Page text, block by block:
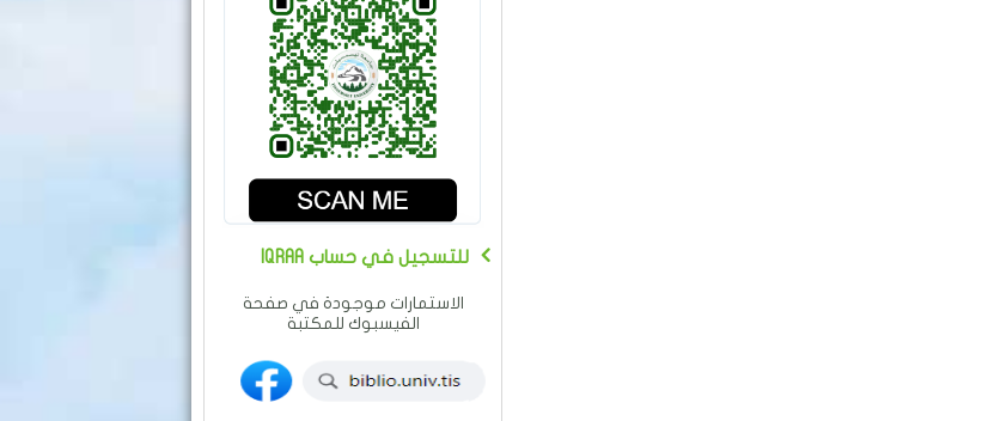
IQRAA للتسجيل في حساب
الاستمارات موجودة في صفحة
الفيسبوك للمكتبة